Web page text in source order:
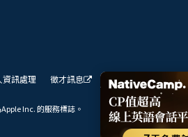
訊處理 徵才訊息 我們的展望
Inc. 的服務標誌。